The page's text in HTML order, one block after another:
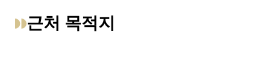
근처 목적지